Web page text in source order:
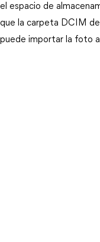
el espacio de
que la carpeta DCIM
puede importar la foto